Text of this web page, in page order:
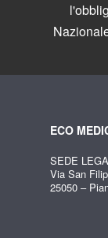
ECO
SEDE
Via San
25050 –